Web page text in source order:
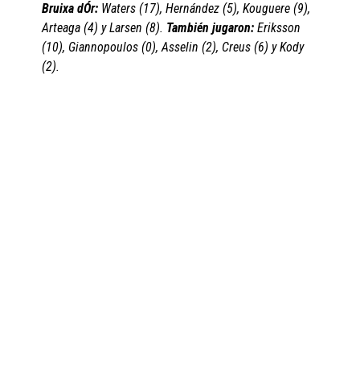
Bruixa dÓr: Waters (17), Hernández (5), Kouguere (9),
Arteaga (4) y Larsen (8). También jugaron: Eriksson
(10), Giannopoulos (0), Asselin (2), Creus (6) y Kody
(2).